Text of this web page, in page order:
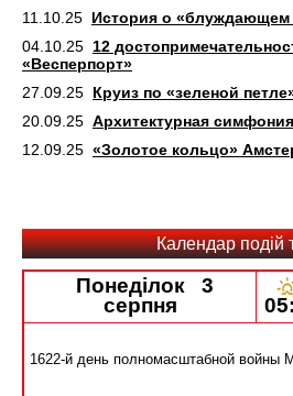
11.10.25 История о
04.10.25 12
«Весперпорт»
27.09.25 Круиз по «зеленой
20.09.25 Архитектурная
12.09.25 «Золотое кольцо»
Календар подій
Понеділок 3
серпня
1622-й день полномасштабной войны